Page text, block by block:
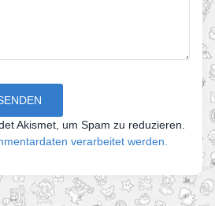
Akismet, um Spam zu reduzieren.
verarbeitet werden.